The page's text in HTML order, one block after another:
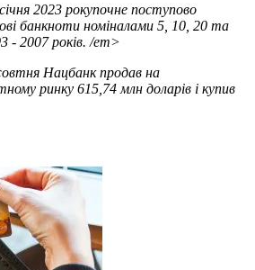
2023 рокупочне поступово
банкноти номіналами 5, 10, 20 та
- 2007 років. /em>
Нацбанкпродав на
ринку 615,74 млн доларів і купив